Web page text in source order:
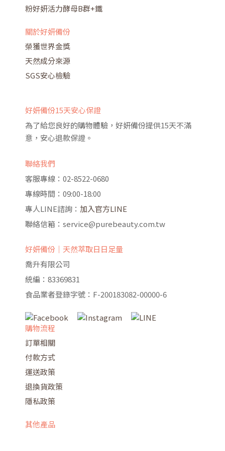
粉好妍活力酵母B群+鐵
關於好妍備份
榮獲世界金獎
天然成分來源
SGS安心檢驗
好妍備份15天安心保證
為了給您良好的購物體驗，好妍備份提供15天不滿
意，安心退款保證。
聯絡我們
客服專線：02-8522-0680
專線時間：09:00-18:00
專人LINE諮詢： 加入官方LINE
聯絡信箱：service@purebeauty.com.tw
好妍備份｜天然萃取日日足量
喬升有限公司
統編：83369831
食品業者登錄字號：F-200183082-00000-6
購物流程
訂單相關
付款方式
運送政策
退換貨政策
隱私政策
其他產品